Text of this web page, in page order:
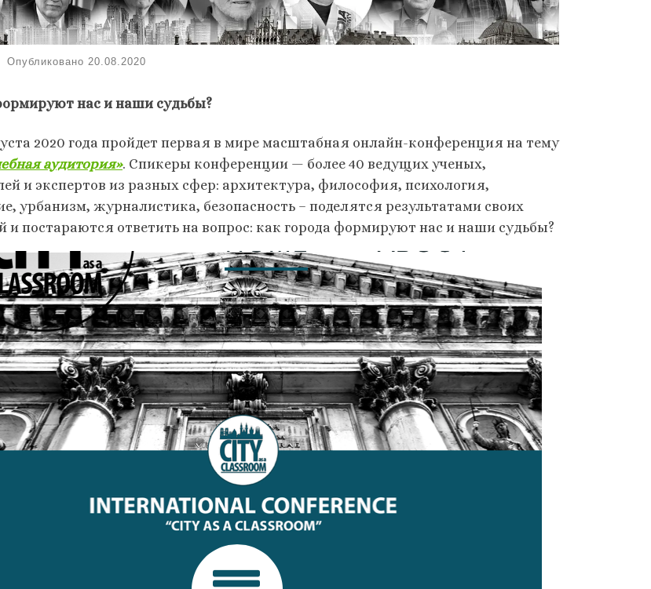
Опубликовано 20.08.2020
нас и наши судьбы?
2020 года пройдет первая в мире масштабная онлайн-конференция на тему
аудитория». Спикеры конференции — более 40 ведущих ученых,
и экспертов из разных сфер: архитектура, философия, психология,
урбанизм, журналистика, безопасность – поделятся результатами своих
и постараются ответить на вопрос: как города формируют нас и наши судьбы?